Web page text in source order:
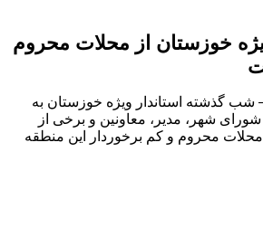
ویژه خوزستان از محلات محروم
شب گذشته استاندار ویژه خوزستان به
شهر، مدیر، معاونین و برخی از
محروم و کم برخوردار این منطقه